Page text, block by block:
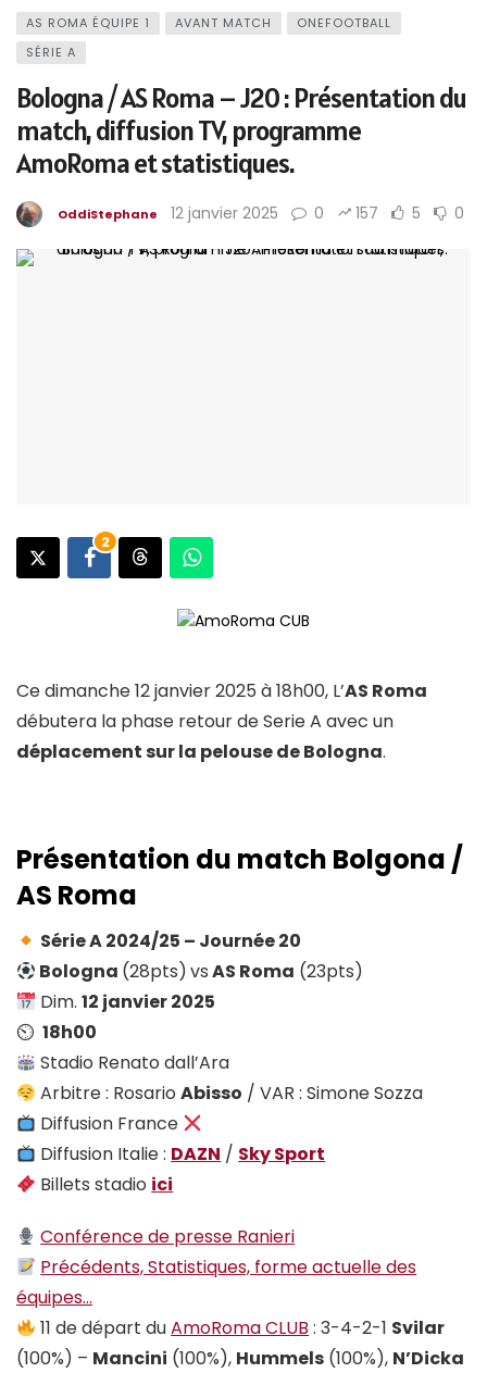
AS ROMA ÉQUIPE 1 AVANT MATCH
ONEFOOTBALL
SÉRIE A
Bologna / AS Roma – J20 : Présentation du
match, diffusion TV, programme
AmoRoma et statistiques.
OddiStephane 12 janvier 2025 0 157 5 0
2
Ce dimanche 12 janvier 2025 à 18h00, L’AS Roma
débutera la phase retour de Serie A avec un
déplacement sur la pelouse de Bologna.
Présentation du match Bolgona /
AS Roma
Série A 2024/25 – Journée 20
Bologna (28pts)vsAS Roma (23pts)
Dim.12 janvier 2025
⏲ 18h00
Stadio Renato dall’Ara
Arbitre : RosarioAbisso / VAR : Simone Sozza
Diffusion France
Diffusion Italie : DAZN / Sky Sport
Billets stadio ici
Conférence de presse Ranieri
Précédents, Statistiques, forme actuelle des
équipes…
11 de départ duAmoRoma CLUB : 3-4-2-1 Svilar
(100%) – Mancini (100%), Hummels (100%), N’Dicka